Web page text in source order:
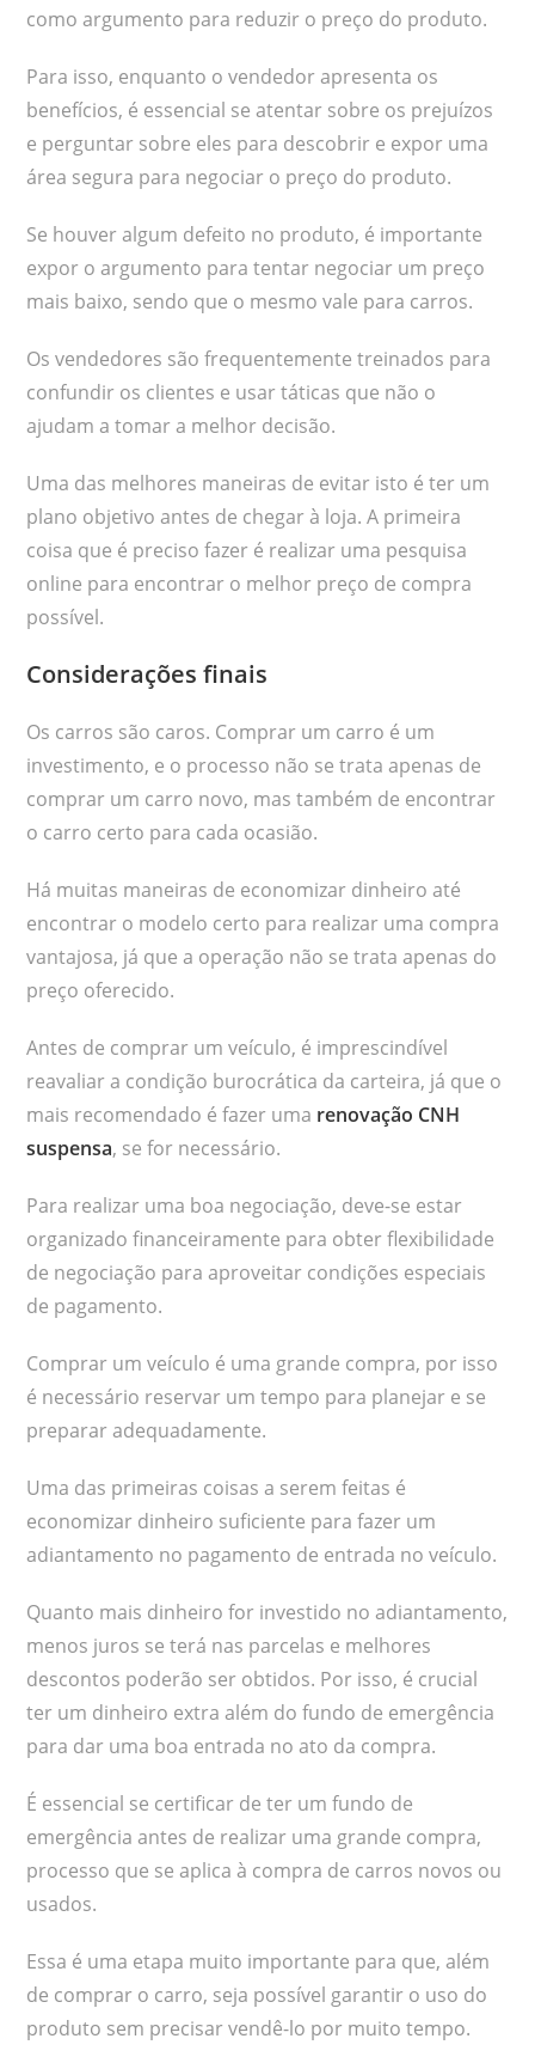
como argumento para reduzir o preço do produto.
Para isso, enquanto o vendedor apresenta os
benefícios, é essencial se atentar sobre os prejuízos
e perguntar sobre eles para descobrir e expor uma
área segura para negociar o preço do produto.
Se houver algum defeito no produto, é importante
expor o argumento para tentar negociar um preço
mais baixo, sendo que o mesmo vale para carros.
Os vendedores são frequentemente treinados para
confundir os clientes e usar táticas que não o
ajudam a tomar a melhor decisão.
Uma das melhores maneiras de evitar isto é ter um
plano objetivo antes de chegar à loja. A primeira
coisa que é preciso fazer é realizar uma pesquisa
online para encontrar o melhor preço de compra
possível.
Considerações finais
Os carros são caros. Comprar um carro é um
investimento, e o processo não se trata apenas de
comprar um carro novo, mas também de encontrar
o carro certo para cada ocasião.
Há muitas maneiras de economizar dinheiro até
encontrar o modelo certo para realizar uma compra
vantajosa, já que a operação não se trata apenas do
preço oferecido.
Antes de comprar um veículo, é imprescindível
reavaliar a condição burocrática da carteira, já que o
mais recomendado é fazer uma renovação CNH
suspensa, se for necessário.
Para realizar uma boa negociação, deve-se estar
organizado financeiramente para obter flexibilidade
de negociação para aproveitar condições especiais
de pagamento.
Comprar um veículo é uma grande compra, por isso
é necessário reservar um tempo para planejar e se
preparar adequadamente.
Uma das primeiras coisas a serem feitas é
economizar dinheiro suficiente para fazer um
adiantamento no pagamento de entrada no veículo.
Quanto mais dinheiro for investido no adiantamento,
menos juros se terá nas parcelas e melhores
descontos poderão ser obtidos. Por isso, é crucial
ter um dinheiro extra além do fundo de emergência
para dar uma boa entrada no ato da compra.
É essencial se certificar de ter um fundo de
emergência antes de realizar uma grande compra,
processo que se aplica à compra de carros novos ou
usados.
Essa é uma etapa muito importante para que, além
de comprar o carro, seja possível garantir o uso do
produto sem precisar vendê-lo por muito tempo.